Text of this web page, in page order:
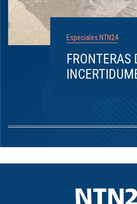
Especiales NTN24
FRONTERAS
1
8